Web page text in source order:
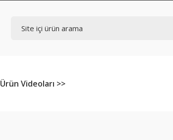
Ürün Videoları >>